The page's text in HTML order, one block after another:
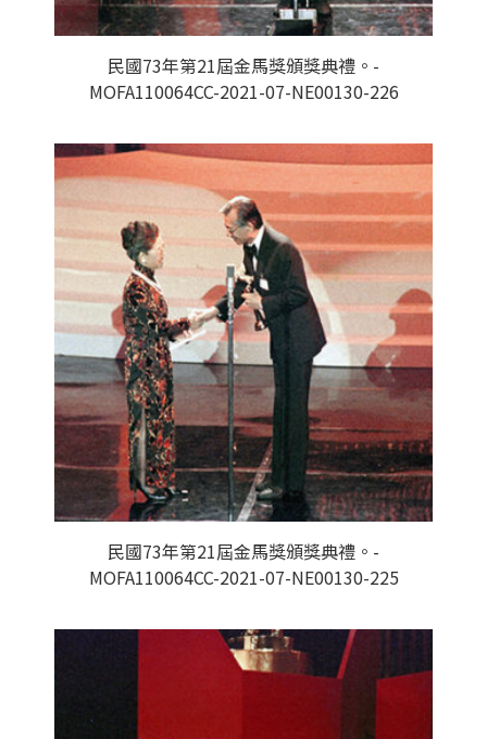
民國73年第21屆金馬獎頒獎典禮。-
MOFA110064CC-2021-07-NE00130-226
民國73年第21屆金馬獎頒獎典禮。-
MOFA110064CC-2021-07-NE00130-225